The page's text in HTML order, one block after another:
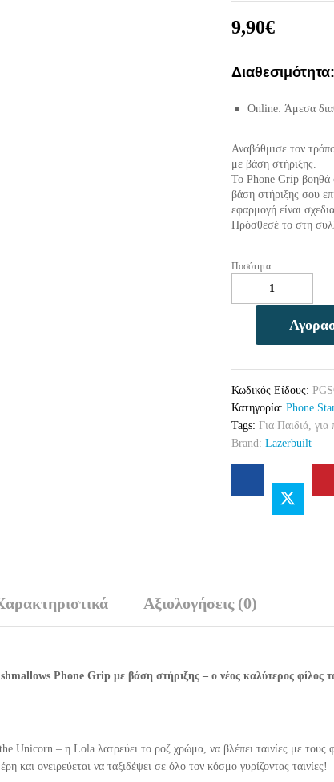
9,90€
Διαθεσιμότητα:
Online: Άμεσα
Αναβάθμισε τον
με βάση στήριξης.
Το Phone Grip βοηθά
βάση στήριξης σου
εφαρμογή είναι
Πρόσθεσέ το στη
Lazerbuilt
Squishmallows
Lola
Phone
Grip
&
Βάση
Στήριξης
Ποσότητα:
Κωδικός Είδους:
Κατηγορία: Phone
Tags: Για Παιδιά, για
Brand: Lazerbuilt
Αξιολογήσεις (0)
Phone Grip με βάση στήριξης – ο νέος καλύτερος φίλος
Unicorn – η Lola λατρεύει το ροζ χρώμα, να βλέπει ταινίες με τους
και ονειρεύεται να ταξιδέψει σε όλο τον κόσμο γυρίζοντας ταινίες!